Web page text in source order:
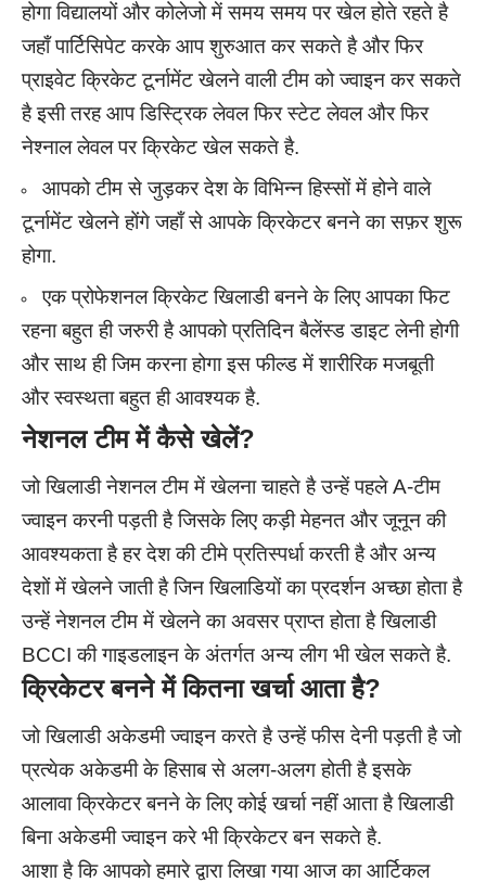
होगा विद्यालयों और कोलेजो में समय समय पर खेल होते रहते है
जहाँ पार्टिसिपेट करके आप शुरुआत कर सकते है और फिर
प्राइवेट क्रिकेट टूर्नामेंट खेलने वाली टीम को ज्वाइन कर सकते
है इसी तरह आप डिस्ट्रिक लेवल फिर स्टेट लेवल और फिर
नेश्नाल लेवल पर क्रिकेट खेल सकते है.
आपको टीम से जुड़कर देश के विभिन्न हिस्सों में होने वाले
टूर्नामेंट खेलने होंगे जहाँ से आपके क्रिकेटर बनने का सफ़र शुरू
होगा.
एक प्रोफेशनल क्रिकेट खिलाडी बनने के लिए आपका फिट
रहना बहुत ही जरुरी है आपको प्रतिदिन बैलेंस्ड डाइट लेनी होगी
और साथ ही जिम करना होगा इस फील्ड में शारीरिक मजबूती
और स्वस्थता बहुत ही आवश्यक है.
नेशनल टीम में कैसे खेलें?
जो खिलाडी नेशनल टीम में खेलना चाहते है उन्हें पहले A-टीम
ज्वाइन करनी पड़ती है जिसके लिए कड़ी मेहनत और जूनून की
आवश्यकता है हर देश की टीमे प्रतिस्पर्धा करती है और अन्य
देशों में खेलने जाती है जिन खिलाडियों का प्रदर्शन अच्छा होता है
उन्हें नेशनल टीम में खेलने का अवसर प्राप्त होता है खिलाडी
BCCI की गाइडलाइन के अंतर्गत अन्य लीग भी खेल सकते है.
क्रिकेटर बनने में कितना खर्चा आता है?
जो खिलाडी अकेडमी ज्वाइन करते है उन्हें फीस देनी पड़ती है जो
प्रत्येक अकेडमी के हिसाब से अलग-अलग होती है इसके
आलावा क्रिकेटर बनने के लिए कोई खर्चा नहीं आता है खिलाडी
बिना अकेडमी ज्वाइन करे भी क्रिकेटर बन सकते है.
आशा है कि आपको हमारे द्वारा लिखा गया आज का आर्टिकल